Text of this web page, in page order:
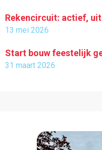
Rekencircuit: actief,
13 mei 2026
Start bouw feestelijk
31 maart 2026